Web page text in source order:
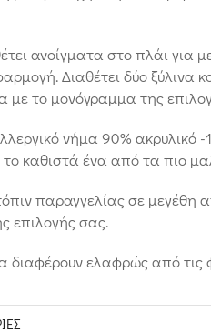
ανοίγματα στο πλάι για
Διαθέτει δύο ξύλινα
με το μονόγραμμα της
νήμα 90% ακρυλικό
το καθιστά ένα από τα πιο
παραγγελίας σε μεγέθη
επιλογής σας.
διαφέρουν ελαφρώς από τις